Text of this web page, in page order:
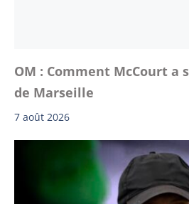
OM : Comment McCourt a
de Marseille
7 août 2026